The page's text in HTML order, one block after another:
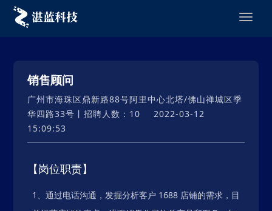
切
销售顾问
广州市海珠区鼎新路88号阿里中心北塔/佛山禅城区季
华四路33号丨招聘人数：10
2022-03-12
15:09:53
【岗位职责】
1、通过电话沟通，发掘分析客户 1688 店铺的需求，目